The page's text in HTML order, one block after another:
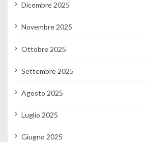
Dicembre 2025
Novembre 2025
Ottobre 2025
Settembre 2025
Agosto 2025
Luglio 2025
Giugno 2025